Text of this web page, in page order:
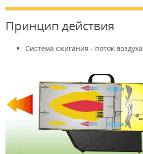
Принцип действия
Система сжигания - поток воздуха